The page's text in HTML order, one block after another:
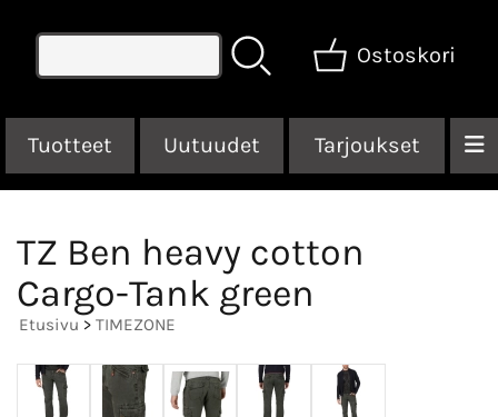
Ostoskori
Tuotteet Uutuudet Tarjoukset
TZ Ben heavy cotton
Cargo-Tank green
Etusivu > TIMEZONE